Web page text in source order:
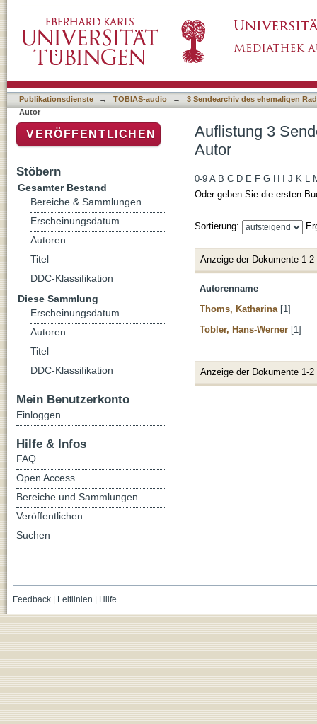
Publikationsdienste → TOBIAS-audio →
3 Sendearchiv des ehemaligen
Autor
Auflistung 3
Autor
0-9 A B C D E F G H J K L
Oder geben Sie die ersten
Sortierung:
Anzeige der Dokumente 1-2
Autorenname
Thoms, Katharina [1]
Tobler, Hans-Werner [1]
Anzeige der Dokumente 1-2
VERÖFFENTLICHEN
Stöbern
Gesamter Bestand
Bereiche & Sammlungen
Erscheinungsdatum
Autoren
Titel
DDC-Klassifikation
Diese Sammlung
Erscheinungsdatum
Autoren
Titel
DDC-Klassifikation
Mein Benutzerkonto
Einloggen
Hilfe & Infos
FAQ
Open Access
Bereiche und Sammlungen
Veröffentlichen
Suchen
Feedback| Leitlinien | Hilfe